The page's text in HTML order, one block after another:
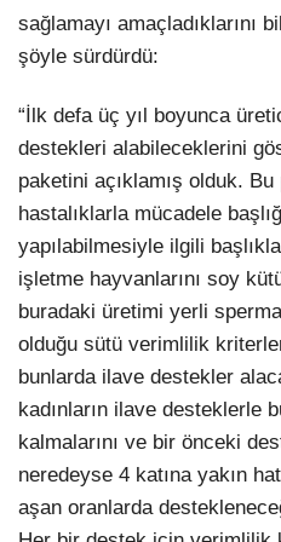
sağlamayı amaçladıklarını
şöyle sürdürdü:
“İlk defa üç yıl boyunca
destekleri alabileceklerini
paketini açıklamış olduk.
hastalıklarla mücadele
yapılabilmesiyle ilgili
işletme hayvanlarını soy
buradaki üretimi yerli
olduğu sütü verimlilik
bunlarda ilave destekler
kadınların ilave desteklerle
kalmalarını ve bir önceki
neredeyse 4 katına yakın
aşan oranlarda